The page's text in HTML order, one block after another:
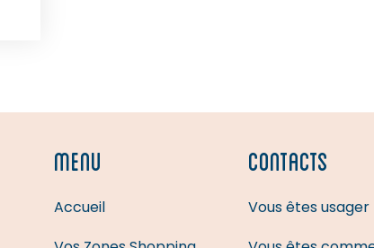
MENU
Accueil
CONTACTS
Vous êtes usager